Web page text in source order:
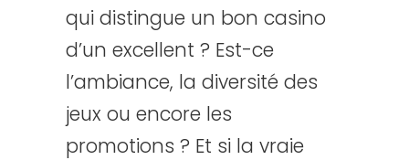
qui distingue un bon casino
d’un excellent ? Est-ce
l’ambiance, la diversité des
jeux ou encore les
promotions ? Et si la vraie